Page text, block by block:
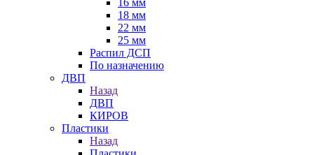
16 мм
18 мм
22 мм
25 мм
Распил ДСП
По назначению
ДВП
Назад
ДВП
КИРОВ
Пластики
Назад